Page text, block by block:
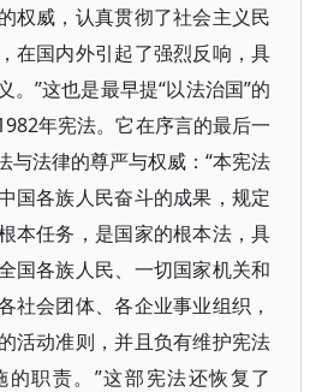
权威，认真贯彻了社会主义民
在国内外引起了强烈反响，具
。”这也是最早提“以法治国”的
年宪法。它在序言的最后一
与法律的尊严与权威：“本宪法
国各族人民奋斗的成果，规定
本任务，是国家的根本法，具
国各族人民、一切国家机关和
社会团体、各企业事业组织，
活动准则，并且负有维护宪法
职责。”这部宪法还恢复了